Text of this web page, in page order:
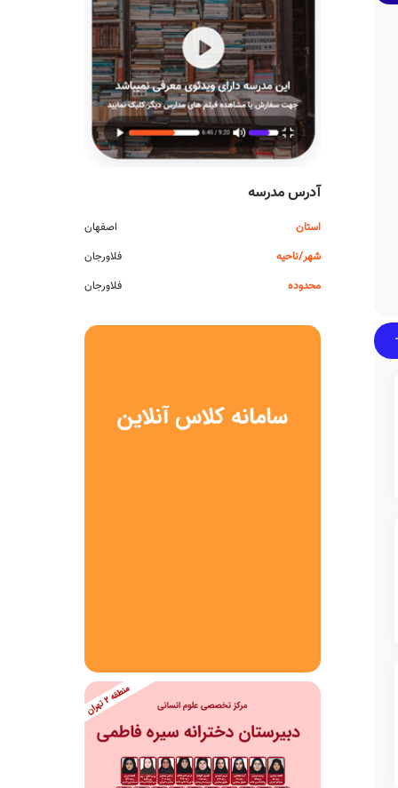
آدرس مدرسه
استان
اصفهان
شهر/ناحیه
فلاورجان
محدوده
فلاورجان